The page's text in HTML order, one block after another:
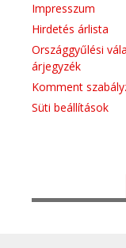
Impresszum
Hirdetés árlista
Országgyűlési
árjegyzék
Komment
Süti beállítások